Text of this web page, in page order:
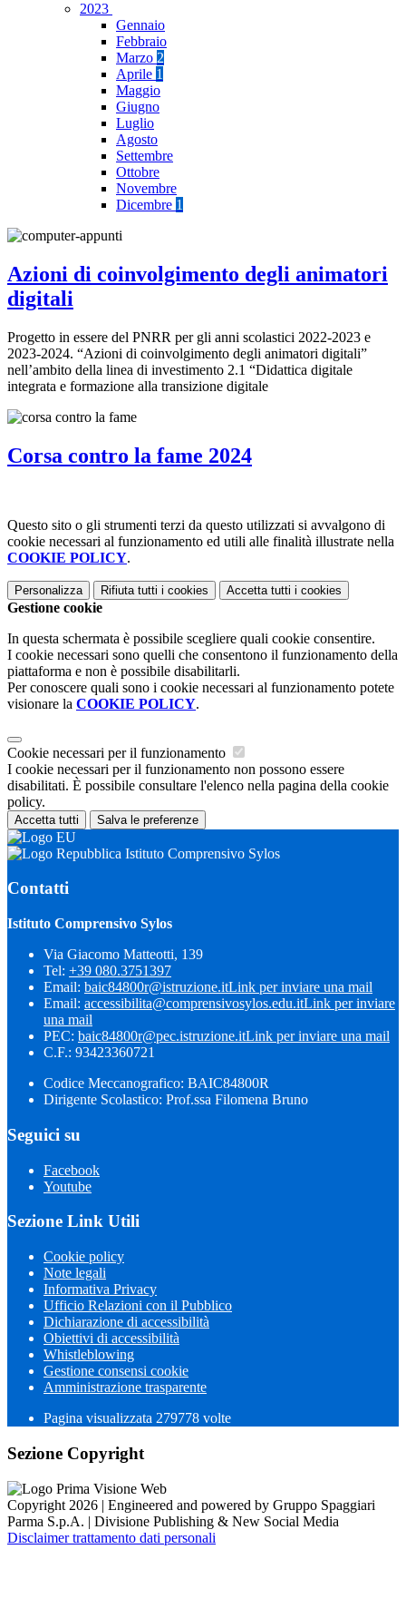
2023
Gennaio
Febbraio
Marzo 2
Aprile 1
Maggio
Giugno
Luglio
Agosto
Settembre
Ottobre
Novembre
Dicembre 1
Azioni di coinvolgimento degli animatori
digitali
Progetto in essere del PNRR per gli anni scolastici 2022-2023 e
2023-2024. “Azioni di coinvolgimento degli animatori digitali”
nell’ambito della linea di investimento 2.1 “Didattica digitale
integrata e formazione alla transizione digitale
Corsa contro la fame 2024
Questo sito o gli strumenti terzi da questo utilizzati si avvalgono di
cookie necessari al funzionamento ed utili alle finalità illustrate nella
COOKIE POLICY.
Personalizza Rifiuta tutti i cookies Accetta tutti i cookies
Gestione cookie
In questa schermata è possibile scegliere quali cookie consentire.
I cookie necessari sono quelli che consentono il funzionamento della
piattaforma e non è possibile disabilitarli.
Per conoscere quali sono i cookie necessari al funzionamento potete
visionare la COOKIE POLICY.
Cookie necessari per il funzionamento
I cookie necessari per il funzionamento non possono essere
disabilitati. È possibile consultare l'elenco nella pagina della cookie
policy.
Accetta tutti Salva le preferenze
Istituto Comprensivo Sylos
Contatti
Istituto Comprensivo Sylos
Via Giacomo Matteotti, 139
Tel: +39 080.3751397
Email: baic84800r@istruzione.itLink per inviare una mail
Email: accessibilita@comprensivosylos.edu.itLink per inviare
una mail
PEC: baic84800r@pec.istruzione.itLink per inviare una mail
C.F.: 93423360721
Codice Meccanografico: BAIC84800R
Dirigente Scolastico: Prof.ssa Filomena Bruno
Seguici su
Facebook
Youtube
Sezione Link Utili
Cookie policy
Note legali
Informativa Privacy
Ufficio Relazioni con il Pubblico
Dichiarazione di accessibilità
Obiettivi di accessibilità
Whistleblowing
Gestione consensi cookie
Amministrazione trasparente
Pagina visualizzata 279778 volte
Sezione Copyright
Copyright 2026 | Engineered and powered by Gruppo Spaggiari
Parma S.p.A. | Divisione Publishing & New Social Media
Disclaimer trattamento dati personali